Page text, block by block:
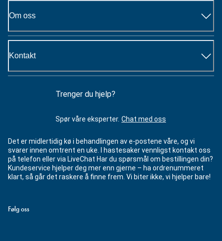
Om oss
Kontakt
Trenger du hjelp?
Spør våre eksperter. Chat med oss
Det er midlertidig kø i behandlingen av e-postene våre, og vi
svarer innen omtrent en uke. I hastesaker vennligst kontakt oss
på telefon eller via LiveChat Har du spørsmål om bestillingen din?
Kundeservice hjelper deg mer enn gjerne – ha ordrenummeret
klart, så går det raskere å finne frem. Vi biter ikke, vi hjelper bare!
Følg oss